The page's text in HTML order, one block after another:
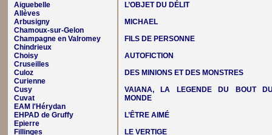
Aiguebelle
Allèves
Arbusigny
Chamoux-sur-Gelon
Champagne en Valromey
Chindrieux
Choisy
Cruseilles
Culoz
Curienne
Cusy
Cuvat
EAM l'Hérydan
EHPAD de Gruffy
Epierre
Fillinges
L’OBJET DU DÉLIT
MICHAEL
FILS DE PERSONNE
AUTOFICTION
DES MINIONS ET DES MONSTRES
VAIANA, LA LEGENDE DU BOUT
MONDE
L’ÊTRE AIMÉ
LE VERTIGE